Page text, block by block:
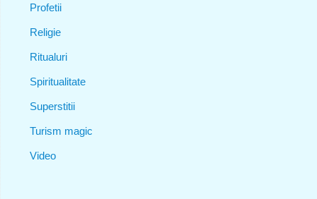
Profetii
Religie
Ritualuri
Spiritualitate
Superstitii
Turism magic
Video